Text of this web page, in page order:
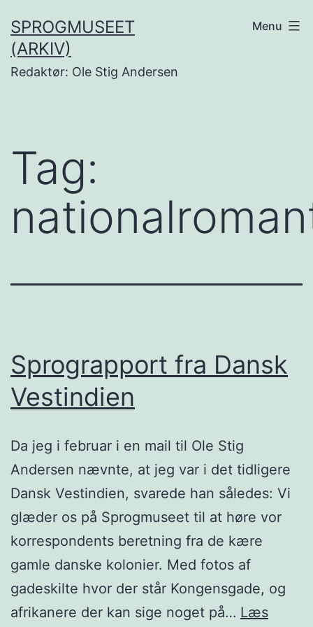
til
indhold
SPROGMUSEET
(ARKIV)
Redaktør: Ole Stig Andersen
Menu
Tag:
Sprograpport fra Dansk
Vestindien
Da jeg i februar i en mail til Ole Stig
Andersen nævnte, at jeg var i det tidligere
Dansk Vestindien, svarede han således: Vi
glæder os på Sprogmuseet til at høre vor
korrespondents beretning fra de kære
gamle danske kolonier. Med fotos af
gadeskilte hvor der står Kongensgade, og
afrikanere der kan sige noget på… Læs